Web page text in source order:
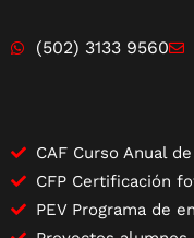
(502) 3133 9560
CAF Curso Anual
CFP Certificación
PEV Programa de